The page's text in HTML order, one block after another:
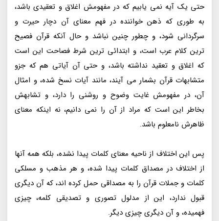
حتی یک آیه نمی یابیم که در مفهومش اغلاق و تعقیدی باشد،
به طوری که ذهن خواننده در فهم معنای آن دچار حیرت و
سرگردانی شود، و چطور چنین نباشد و حال آنکه قرآن فصیح
ترین کلام عرب است، و ابتدائی ترین شرط فصاحت این است
که اغلاق و تعقید نداشته باشد، و حتی آن آیاتی هم که جزو
متشابهات قرآن بشمار می آیند، مانند آیات نسخ شده، و امثال
آن، در مفهومش غایت وضوح و روشنی را دارد، و تشابهش
بخاطر این است که مراد از آن را نمی دانیم، نه اینکه معنای
ظاهرش نامعلوم باشد.
پس این اختلاف از ناحیه معنای کلمات پیدا نشده، بلکه همه آنها
از اختلاف در مصداق کلمات پیدا شده، و هر مذهب و مسلکی
کلمات و جملات قرآن را به مصداقی حمل کرده اند، که آن دیگری
قبول ندارد، این از مدلول تصوری و تصدیقی کلمه، چیزی
فهمیده، و آن دیگری چیزی دیگر.